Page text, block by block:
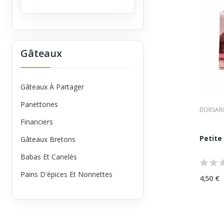
Gâteaux
Gâteaux À Partager
Panettones
Financiers
Gâteaux Bretons
Babas Et Canelés
Pains D'épices Et Nonnettes
Ici,
Le
Le
font
BORSARI
Petite
4,50 €